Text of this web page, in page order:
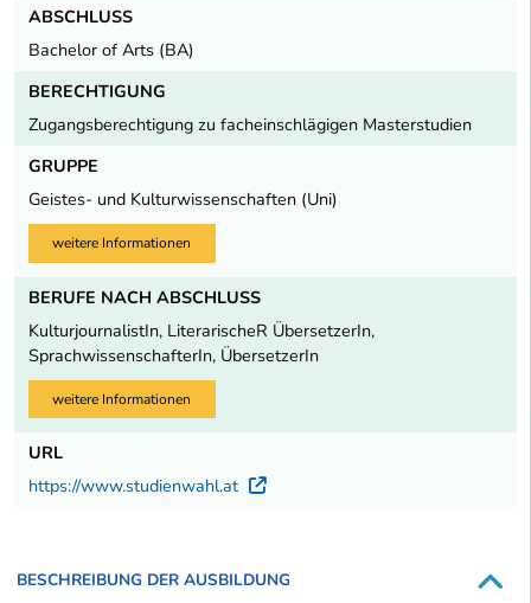
ABSCHLUSS
Bachelor of Arts (BA)
BERECHTIGUNG
Zugangsberechtigung zu facheinschlägigen Masterstudien
GRUPPE
Geistes- und Kulturwissenschaften (Uni)
weitere Informationen
BERUFE NACH ABSCHLUSS
KulturjournalistIn, LiterarischeR ÜbersetzerIn,
SprachwissenschafterIn, ÜbersetzerIn
weitere Informationen
URL
https://www.studienwahl.at
Externer Link
BESCHREIBUNG DER AUSBILDUNG